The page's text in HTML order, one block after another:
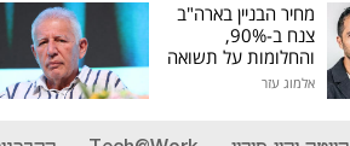
מחיר הבניין בארה"ב
צנח ב-90%,
והחלומות על תשואה
גבוהה התנפצו
אלמוג עזר